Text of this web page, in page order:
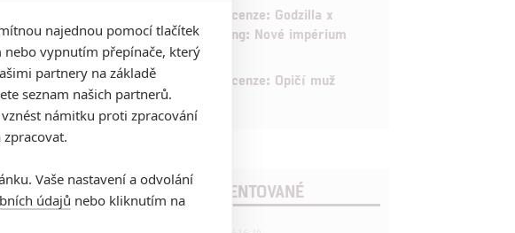
6
Recenze: Godzilla x
Kong: Nové impérium
8 Recenze: Opičí muž
POSLEDNÍ KOMENTOVANÉ
najednou pomocí tlačítek
vypnutím přepínače, který
partnery na základě
seznam našich partnerů.
námitku proti zpracování
Vaše nastavení a odvolání
údajů nebo kliknutím na